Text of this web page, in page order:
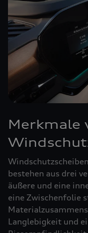
Merkmale
bestehen aus drei
äußere und eine
eine Zwischenfolie
Langlebigkeit und